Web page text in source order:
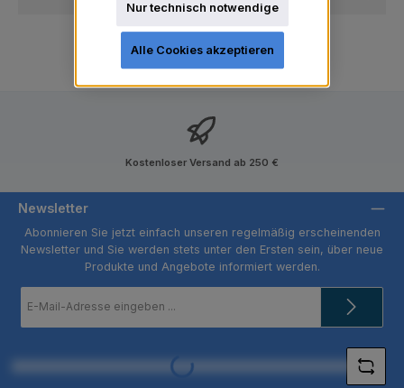
Kostenloser Versand ab 250 €
Newsletter
Abonnieren Sie jetzt einfach unseren regelmäßig erscheinenden
Newsletter und Sie werden stets unter den Ersten sein, über neue
Produkte und Angebote informiert werden.
Mail-
Loading...
Nur technisch notwendige
Alle Cookies akzeptieren